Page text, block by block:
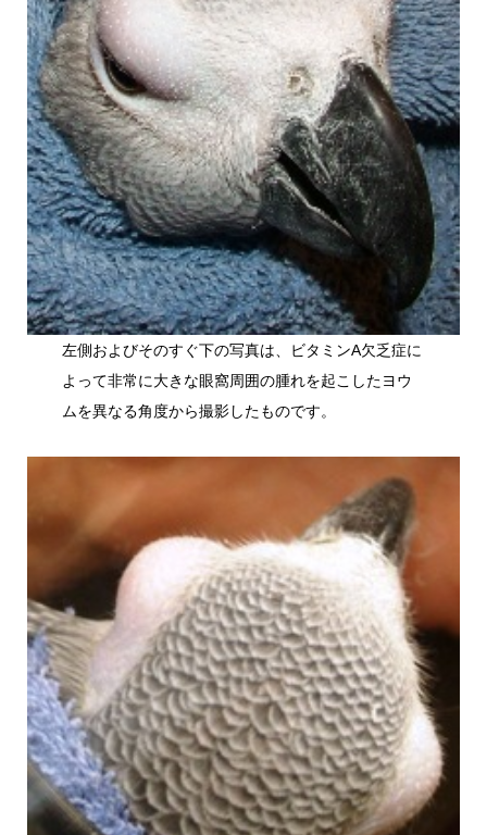
左側およびそのすぐ下の写真は、ビタミンA欠乏症に
よって非常に大きな眼窩周囲の腫れを起こしたヨウ
ムを異なる角度から撮影したものです。